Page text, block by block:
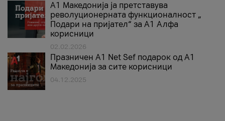
А1 Македонија ја претставува
револуционерната функционалност „
Подари на пријател“ за А1 Алфа
корисници
02.02.2026
Празничен A1 Net Sеf подарок од А1
Македонија за сите корисници
04.12.2025